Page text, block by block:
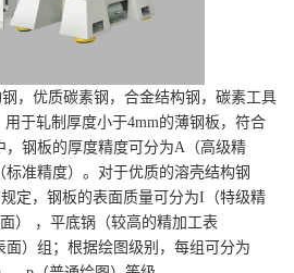
，优质碳素钢，合金结构钢，碳素工具
于轧制厚度小于4mm的薄钢板，符合
，钢板的厚度精度可分为A（高级精
标准精度）。对于优质的溶壳结构钢
定，钢板的表面质量可分为I（特级精
） ，平底锅（较高的精加工表
）组；根据绘图级别，每组可分为